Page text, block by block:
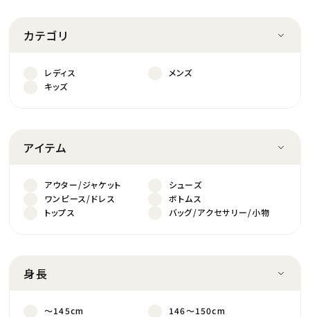
カテゴリ
レディス
メンズ
キッズ
アイテム
アウター/ジャケット
シューズ
ワンピース/ドレス
ボトムス
トップス
バッグ/アクセサリー/小物
身長
～145cm
146～150cm